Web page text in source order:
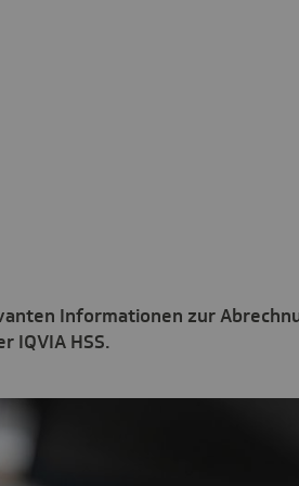
Informationen zur
IQVIA HSS.